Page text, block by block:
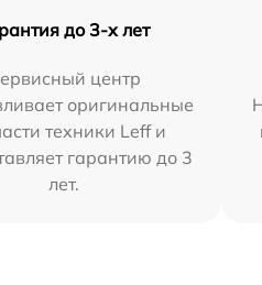
до 3-х лет
центр
оригинальные
техники Leff и
гарантию до 3
лет.